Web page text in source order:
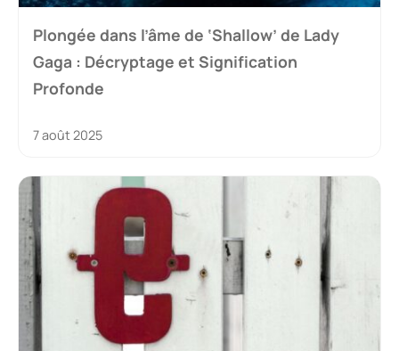
Plongée dans l’âme de ‘Shallow’ de Lady
Gaga : Décryptage et Signification
Profonde
7 août 2025